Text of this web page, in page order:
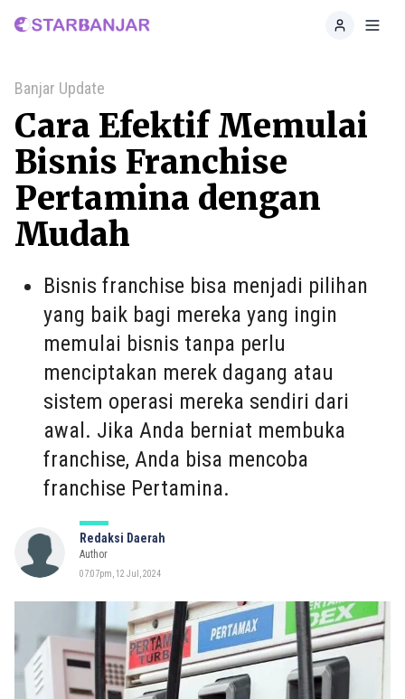
Home
Banjar Update
Cara Efektif Memulai
Bisnis Franchise
Pertamina dengan
Mudah
Bisnis franchise bisa menjadi pilihan
yang baik bagi mereka yang ingin
memulai bisnis tanpa perlu
menciptakan merek dagang atau
sistem operasi mereka sendiri dari
awal. Jika Anda berniat membuka
franchise, Anda bisa mencoba
franchise Pertamina.
Redaksi Daerah
Author
07:07pm, 12 Jul, 2024